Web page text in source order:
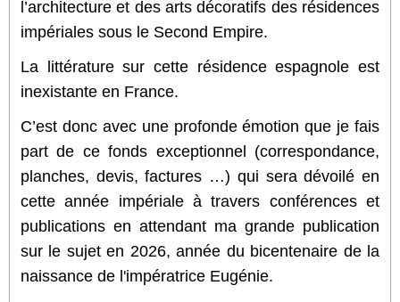
l’architecture et des arts décoratifs des résidences
impériales sous le Second Empire.
La littérature sur cette résidence espagnole est
inexistante en France.
C’est donc avec une profonde émotion que je fais
part de ce fonds exceptionnel (correspondance,
planches, devis, factures …) qui sera dévoilé en
cette année impériale à travers conférences et
publications en attendant ma grande publication
sur le sujet en 2026, année du bicentenaire de la
naissance de l'impératrice Eugénie.